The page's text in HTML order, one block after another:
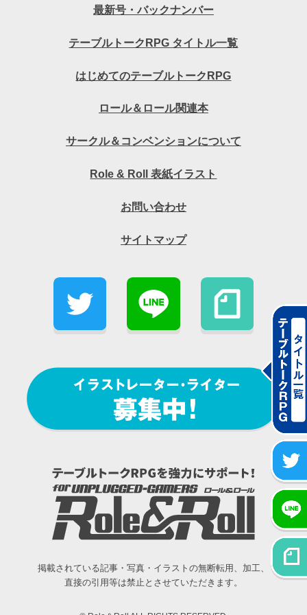
最新号・バックナンバー
テーブルトークRPG タイトル一覧
はじめてのテーブルトークRPG
ロール＆ロール関連本
サークル＆コンベンションについて
Role & Roll 表紙イラスト
お問い合わせ
サイトマップ
掲載されている記事・写真・イラストの無断転用、加工、
直接の引用等は禁止とさせていただきます。